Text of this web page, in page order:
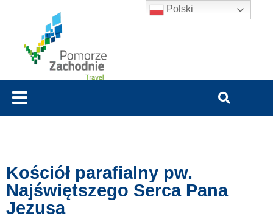
Kościół parafialny pw.
Najświętszego Serca Pana
Jezusa
Polski